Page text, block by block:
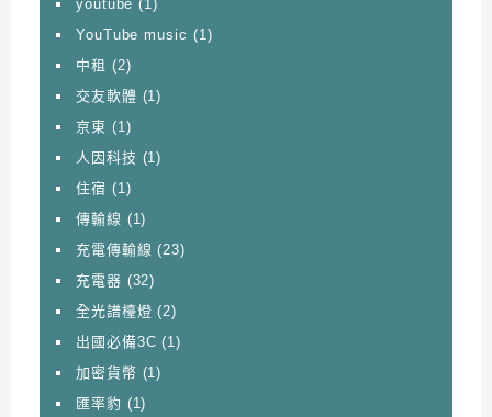
youtube (1)
YouTube music (1)
中租 (2)
交友軟體 (1)
京東 (1)
人因科技 (1)
住宿 (1)
傳輸線 (1)
充電傳輸線 (23)
充電器 (32)
全光譜檯燈 (2)
出國必備3C (1)
加密貨幣 (1)
匯率豹 (1)